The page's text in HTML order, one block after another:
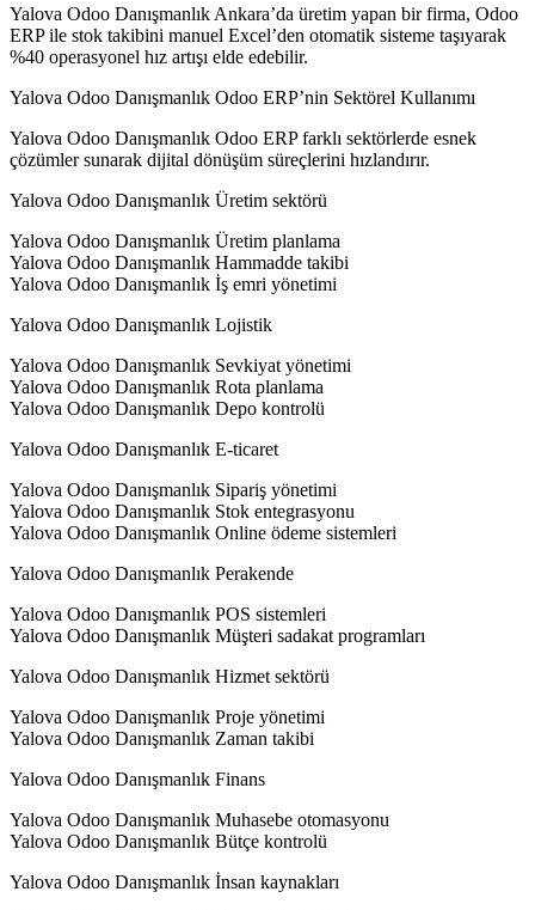
Yalova Odoo Danışmanlık Ankara’da üretim yapan bir firma, Odoo
ERP ile stok takibini manuel Excel’den otomatik sisteme taşıyarak
%40 operasyonel hız artışı elde edebilir.
Yalova Odoo Danışmanlık Odoo ERP’nin Sektörel Kullanımı
Yalova Odoo Danışmanlık Odoo ERP farklı sektörlerde esnek
çözümler sunarak dijital dönüşüm süreçlerini hızlandırır.
Yalova Odoo Danışmanlık Üretim sektörü
Yalova Odoo Danışmanlık Üretim planlama
Yalova Odoo Danışmanlık Hammadde takibi
Yalova Odoo Danışmanlık İş emri yönetimi
Yalova Odoo Danışmanlık Lojistik
Yalova Odoo Danışmanlık Sevkiyat yönetimi
Yalova Odoo Danışmanlık Rota planlama
Yalova Odoo Danışmanlık Depo kontrolü
Yalova Odoo Danışmanlık E-ticaret
Yalova Odoo Danışmanlık Sipariş yönetimi
Yalova Odoo Danışmanlık Stok entegrasyonu
Yalova Odoo Danışmanlık Online ödeme sistemleri
Yalova Odoo Danışmanlık Perakende
Yalova Odoo Danışmanlık POS sistemleri
Yalova Odoo Danışmanlık Müşteri sadakat programları
Yalova Odoo Danışmanlık Hizmet sektörü
Yalova Odoo Danışmanlık Proje yönetimi
Yalova Odoo Danışmanlık Zaman takibi
Yalova Odoo Danışmanlık Finans
Yalova Odoo Danışmanlık Muhasebe otomasyonu
Yalova Odoo Danışmanlık Bütçe kontrolü
Yalova Odoo Danışmanlık İnsan kaynakları